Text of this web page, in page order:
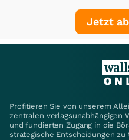
Jetzt
Profitieren Sie von unserem
zentralen verlagsunabhängigen
und fundierten Zugang in die
strategische Entscheidungen zu